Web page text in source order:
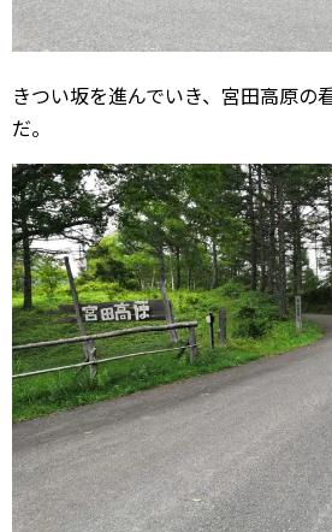
きつい坂を進んでいき、宮田高原の
だ。